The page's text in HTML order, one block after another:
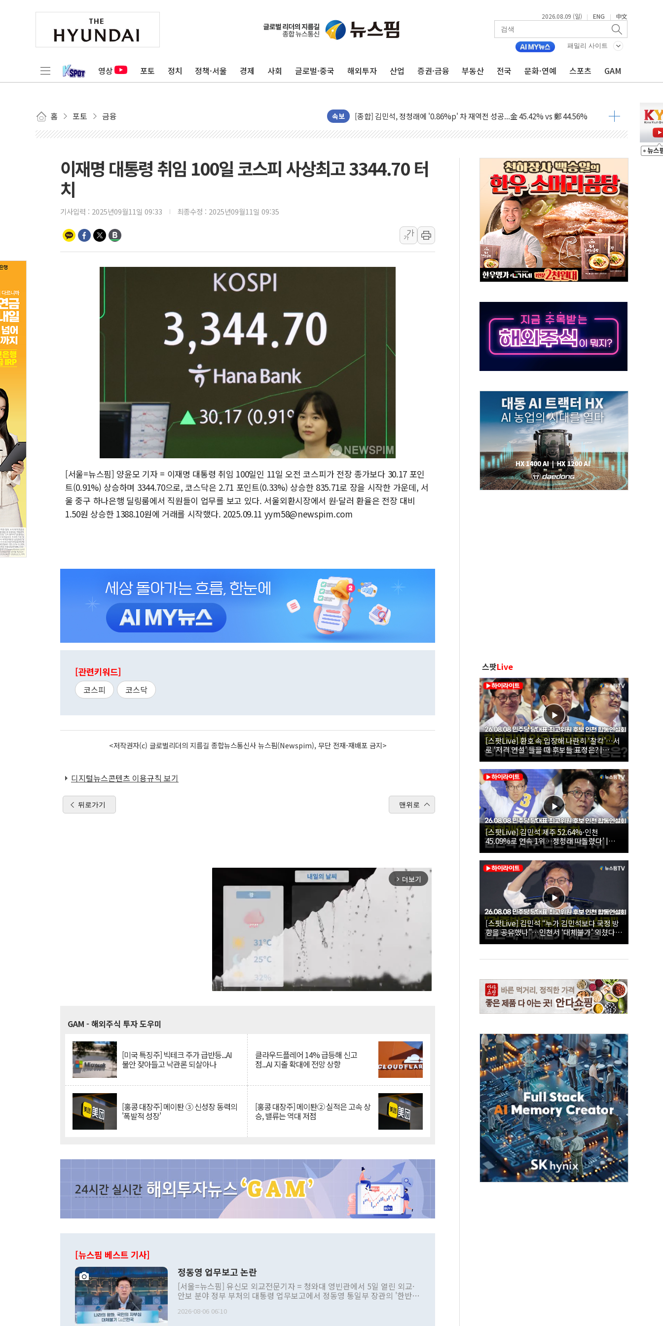
2026.08.09 (일) | ENG | 中文
패밀리 사이트
영상 포토 정치 정책·서울 경제 사회 글로벌·중국 해외투자 산업 증권·금융 부동산 전국 문화·연예 스포츠 GAM
홈 포토 금융 속보
포항시 재난예산 40억 긴급 투입…고수온 양식장 복구·지원 '총력'
울진·영덕 '호우특보'-포항 '산사태 주의보'...경북도, 호우 피해·통제구간 없어
인천 합동연설회 나선 송영길·정청래·김민석 당대표 후보
김민석, 2주차 제주·인천 경선서 정청래에 승리...47.75% vs 42.08%
[속보] 민주, 제주·인천 경선 결과 발표...김민석 47.75% 정청래 42.08%
[속보] 민주, 인천 경선 결과 발표...김민석 45.09% 정청래 43.27% 송영길 11.63%
[속보] 민주, 제주 경선 결과 발표...김민석 52.64% 정청래 39.89% 송영길 7.47%
美, 이란전 출구전략 만지작…공습 한계·탄약 부족 현실화
강릉·동해·삼척 시간당 최대 50㎜ 폭우…강원 동해안 강한 비 이어져
폐기물 수거하다 참변…60대 환경미화원 수거차에 치여 사망
서울 중랑구 주택가서 흉기 난동…60대 남성 2명 숨져
李대통령 "결혼 때문에 손해 보는 일 없게"…'결혼 페널티' 22개 과제 손본다
인천 선재도 갯벌서 해루질 중 실종 60대 나흘만에 숨진 채 발견
인천서 말다툼 중 어머니 흉기 살해 10대 아들 체포
'화합' 꺼낸 김민석에 '뻔뻔' 받아친 정청래…제주 연설서 신경전 고조
이재명 대통령 취임 100일 코스피 사상최고 3344.70 터
치
기사입력 : 2025년09월11일 09:33 최종수정 : 2025년09월11일 09:35
가
가
[서울=뉴스핌] 양윤모 기자 = 이재명 대통령 취임 100일인 11일 오전 코스피가 전장 종가보다 30.17 포인
트(0.91%) 상승하며 3344.70으로, 코스닥은 2.71 포인트(0.33%) 상승한 835.71로 장을 시작한 가운데, 서
울 중구 하나은행 딜링룸에서 직원들이 업무를 보고 있다. 서울외환시장에서 원·달러 환율은 전장 대비
1.50원 상승한 1388.10원에 거래를 시작했다. 2025.09.11 yym58@newspim.com
[관련키워드]
코스피 코스닥
<저작권자(c) 글로벌리더의 지름길 종합뉴스통신사 뉴스핌(Newspim), 무단 전재-재배포 금지>
디지털뉴스콘텐츠 이용규칙 보기
뒤로가기 맨위로
arrow_forward_ios 더보기
GAM - 해외주식 투자 도우미
[미국 특징주] 빅테크 주가 급반등...AI
불안 잦아들고 낙관론 되살아나
클라우드플레어 14% 급등해 신고
점...AI 지출 확대에 전망 상향
[홍콩 대장주] 메이퇀 ③ 신성장 동력의
'폭발적 성장'
[홍콩 대장주] 메이퇀② 실적은 고속 상
승, 밸류는 역대 저점
[뉴스핌 베스트 기사]
정동영 업무보고 논란
[서울=뉴스핌] 유신모 외교전문기자 = 청와대 영빈관에서 5일 열린 외교·
안보 분야 정부 부처의 대통령 업무보고에서 정동영 통일부 장관의 '한반도
발언 중에는 정부 내 조율을 거치지 않은 사안을 정책으로 추진하겠다고 공
2026-08-06 06:10
스팟Live
[스팟Live] 환호 속 입장해 나란히 ‘찰칵’…서
로 ‘저격 연설’ 들을 때 후보들 표정은? |
26.08.08 더불어민주당 당대표·최고위원 후
보 인천 합동연설회
[스팟Live] 김민석 제주 52.64%·인천
45.09%로 연속 1위…정청래 따돌렸다’ |
26.08.08 더불어민주당 당대표·최고위원 후
보 인천 합동연설회
[스팟Live] 김민석 “누가 김민석보다 국정 방
향을 공유했나”…인천서 ‘대체불가’ 외쳤다 |
26.08.08 더불어민주당 당대표·최고위원 후